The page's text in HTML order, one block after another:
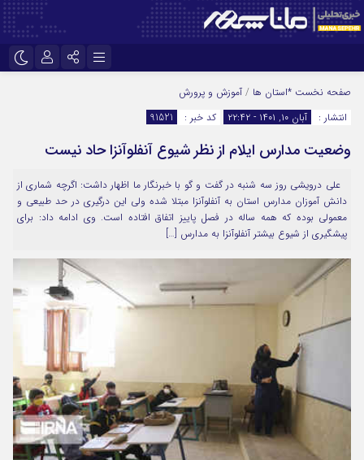
اینستاگرام
سروش
ایتا
آپارات
نام کاربری یا نشانی ایمیل
رمز عبور
مرا به خاطر بسپار
صفحه نخست *استان ها / آموزش و پرورش
انتشار :
آبان ۱۰, ۱۴۰۱ - ۲۲:۴۲ کد خبر : 91521
وضعیت مدارس ایلام از نظر شیوع آنفلوآنزا حاد نیست
علی درویشی روز سه شنبه در گفت و گو با خبرنگار ما اظهار داشت: اگرچه شماری از
دانش آموزان مدارس استان به آنفلوآنزا مبتلا شده ولی این درگیری در حد طبیعی و
معمولی بوده که همه ساله در فصل پاییز اتفاق افتاده است. وی ادامه داد: برای
پیشگیری از شیوع بیشتر آنفلوآنزا به مدارس […]